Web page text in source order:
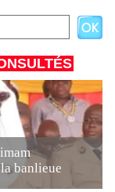
banlieue